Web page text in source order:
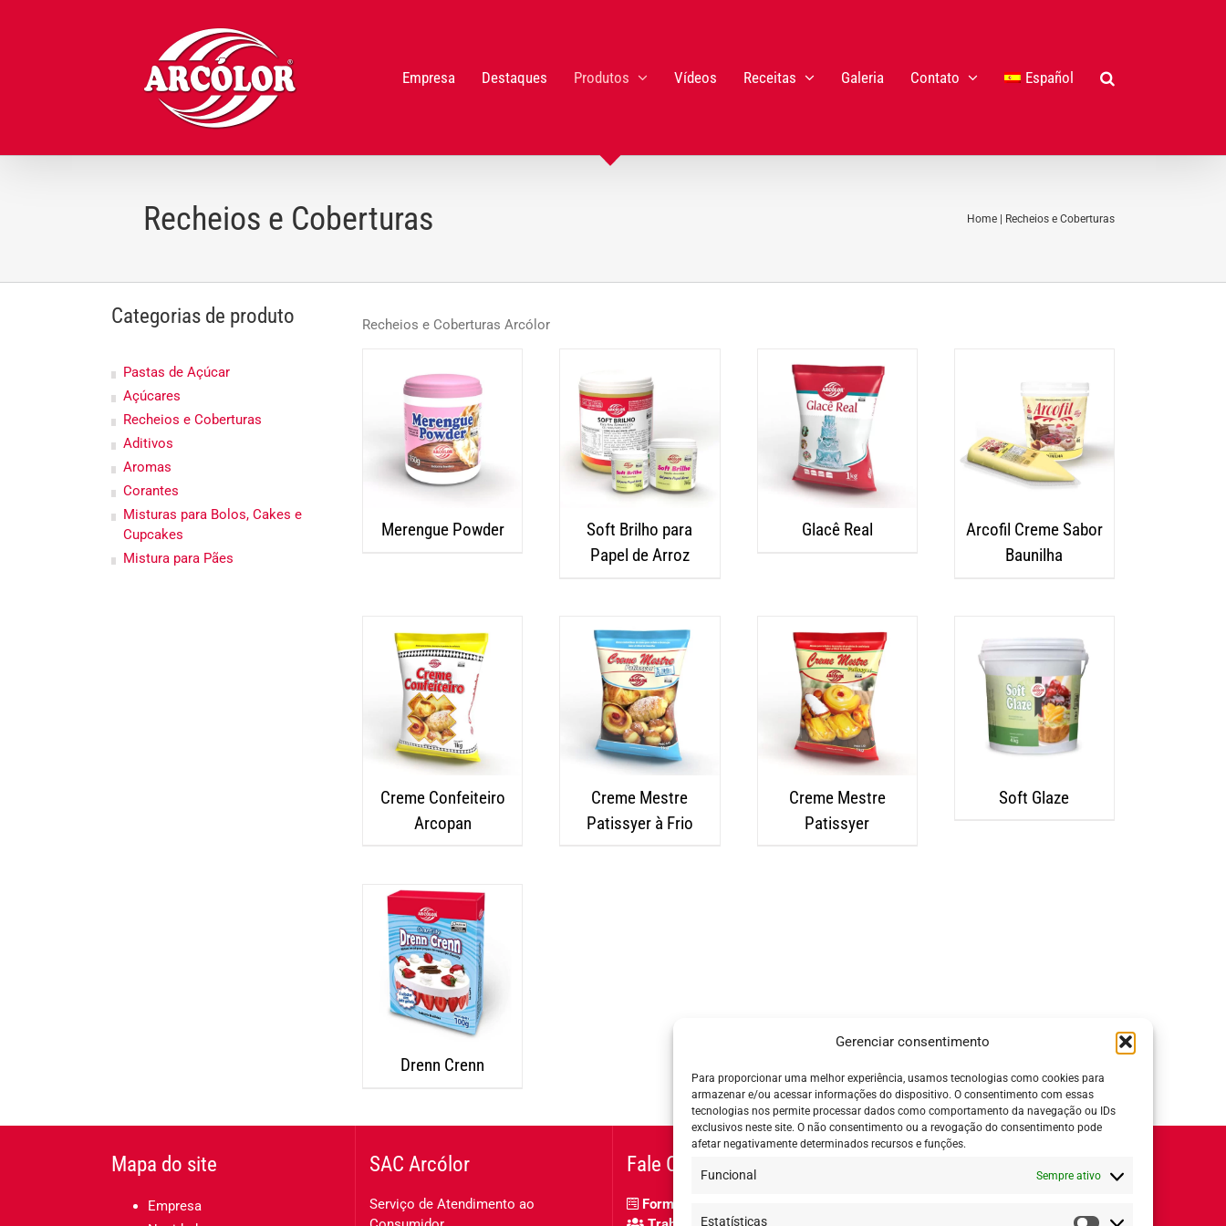
Gerenciar consentimento
Para proporcionar uma melhor experiência, usamos tecnologias como cookies para
armazenar e/ou acessar informações do dispositivo. O consentimento com essas
tecnologias nos permite processar dados como comportamento da navegação ou IDs
exclusivos neste site. O não consentimento ou a revogação do consentimento pode
afetar negativamente determinados recursos e funções.
Funcional Sempre ativo
Estatísticas
Empresa Destaques Produtos Vídeos Receitas Galeria Contato Español
Recheios e Coberturas Home Recheios e Coberturas
Recheios e Coberturas Arcólor
Merengue Powder
Soft Brilho para
Papel de Arroz
Glacê Real
Arcofil Creme Sabor
Baunilha
Creme Confeiteiro
Arcopan
Creme Mestre
Patissyer à Frio
Creme Mestre
Patissyer
Soft Glaze
Drenn Crenn
Categorias de produto
Pastas de Açúcar
Açúcares
Recheios e Coberturas
Aditivos
Aromas
Corantes
Misturas para Bolos, Cakes e
Cupcakes
Mistura para Pães
Mapa do site
Empresa
SAC Arcólor
Serviço de Atendimento ao
Fale Conosco
Formulário de contato